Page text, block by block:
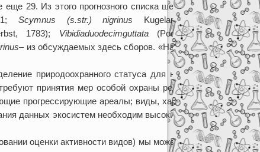
29. Из этого прогнозного списка шесть видов
Scymnus (s.str.)nigrinus Kugelann, 1794;
1783); Vibidiaduodecimguttata(Poda, 1761);
– из обсуждаемых здесь сборов. «На очереди»
природоохранного статуса для насекомых
принятия мер особой охраны редкие либо
прогрессирующие ареалы; виды, характерные
данных экосистем необходим высокий уровень
оценки активности видов) мы можем отнести